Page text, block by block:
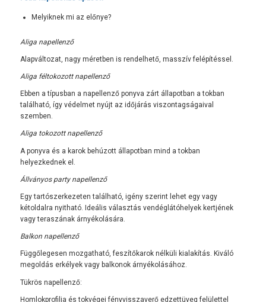
Melyiknek mi az előnye?
Aliga napellenző
Alapváltozat, nagy méretben is rendelhető, masszív felépítéssel.
Aliga féltokozott napellenző
Ebben a típusban a napellenző ponyva zárt állapotban a tokban
található, így védelmet nyújt az időjárás viszontagságaival
szemben.
Aliga tokozott napellenző
A ponyva és a karok behúzott állapotban mind a tokban
helyezkednek el.
Állványos party napellenző
Egy tartószerkezeten található, igény szerint lehet egy vagy
kétoldalra nyitható. Ideális választás vendéglátóhelyek kertjének
vagy teraszának árnyékolására.
Balkon napellenző
Függőlegesen mozgatható, feszítőkarok nélküli kialakítás. Kiváló
megoldás erkélyek vagy balkonok árnyékolásához.
Tükrös napellenző:
Homlokprofilja és tokvégei fényvisszaverő edzettüveg felülettel